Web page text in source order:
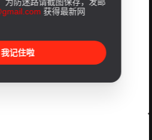
获得最新网
我记住啦